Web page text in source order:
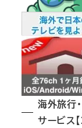
海外旅行
サービス